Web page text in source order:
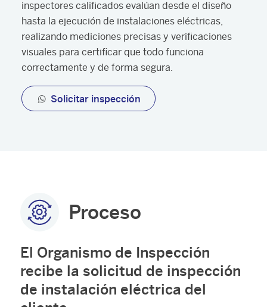
inspectores calificados evalúan desde el diseño
hasta la ejecución de instalaciones eléctricas,
realizando mediciones precisas y verificaciones
visuales para certificar que todo funciona
correctamente y de forma segura.
Solicitar inspección
Proceso
El Organismo de Inspección
recibe la solicitud de inspección
de instalación eléctrica del